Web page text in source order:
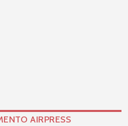
AIRPRESS